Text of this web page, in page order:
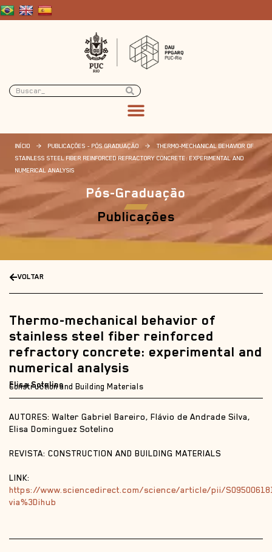
INÍCIO > PUBLICAÇÕES - PÓS GRADUAÇÃO >
THERMO-MECHANICAL BEHAVIOR OF
STAINLESS STEEL FIBER REINFORCED REFRACTORY CONCRETE: EXPERIMENTAL AND
NUMERICAL ANALYSIS
Pós-Graduação
Publicações
VOLTAR
Thermo-mechanical behavior of
stainless steel fiber reinforced
refractory concrete: experimental and
numerical analysis
Construction and Building Materials
Elisa Sotelino
AUTORES: Walter Gabriel Bareiro, Flávio de Andrade Silva,
Elisa Dominguez Sotelino
REVISTA: CONSTRUCTION AND BUILDING MATERIALS
LINK:
https://www.sciencedirect.com/science/article/pii/
via%3Dihub